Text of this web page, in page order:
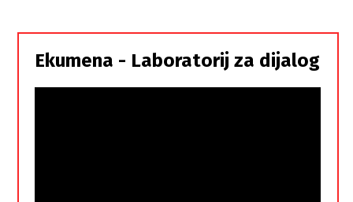
Srbi,
istorodna
braća
Ekumena - Laboratorij za dijalog